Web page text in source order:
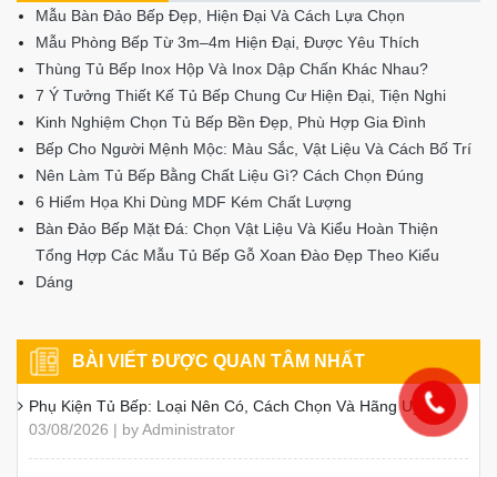
Mẫu Bàn Đảo Bếp Đẹp, Hiện Đại Và Cách Lựa Chọn
Mẫu Phòng Bếp Từ 3m–4m Hiện Đại, Được Yêu Thích
Thùng Tủ Bếp Inox Hộp Và Inox Dập Chấn Khác Nhau?
7 Ý Tưởng Thiết Kế Tủ Bếp Chung Cư Hiện Đại, Tiện Nghi
Kinh Nghiệm Chọn Tủ Bếp Bền Đẹp, Phù Hợp Gia Đình
Bếp Cho Người Mệnh Mộc: Màu Sắc, Vật Liệu Và Cách Bố Trí
Nên Làm Tủ Bếp Bằng Chất Liệu Gì? Cách Chọn Đúng
6 Hiểm Họa Khi Dùng MDF Kém Chất Lượng
Bàn Đảo Bếp Mặt Đá: Chọn Vật Liệu Và Kiểu Hoàn Thiện
Tổng Hợp Các Mẫu Tủ Bếp Gỗ Xoan Đào Đẹp Theo Kiểu
Dáng
BÀI VIẾT ĐƯỢC QUAN TÂM NHẤT
Phụ Kiện Tủ Bếp: Loại Nên Có, Cách Chọn Và Hãng Uy Tín
03/08/2026 | by Administrator